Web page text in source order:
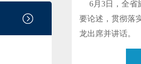
6月3日，全省
要论述，贯彻落
龙出席并讲话。